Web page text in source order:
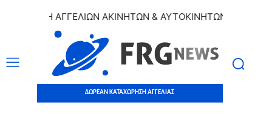
ΑΓΓΕΛΙΩΝ ΑΚΙΝΗΤΩΝ & ΑΥΤΟΚΙΝΗΤΩΝ | ΔΩΡΕΑΝ
ΔΩΡΕΑΝ ΚΑΤΑΧΩΡΗΣΗ ΑΓΓΕΛΙΑΣ